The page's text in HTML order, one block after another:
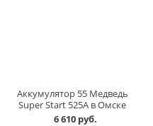
Аккумулятор 55 Медведь
Super Start 525А в Омске
6 610 руб.